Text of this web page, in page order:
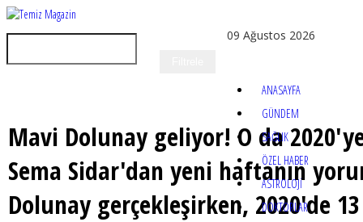
09 Ağustos 2026
ANASAYFA
GÜNDEM
SAĞLIK
ÖZEL HABER
ASTROLOJİ
DOKTORLAR
Mavi Dolunay geliyor! O da
Sema Sidar'dan yeni haftanın
Dolunay gerçekleşirken, 2020'de